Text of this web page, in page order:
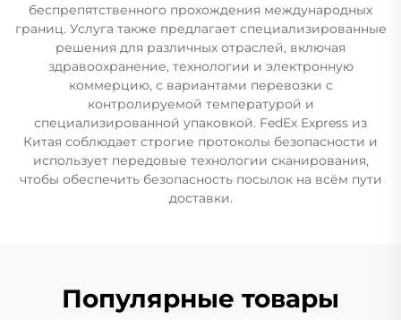
беспрепятственного прохождения международных
границ. Услуга также предлагает специализированные
решения для различных отраслей, включая
здравоохранение, технологии и электронную
коммерцию, с вариантами перевозки с
контролируемой температурой и
специализированной упаковкой. FedEx Express из
Китая соблюдает строгие протоколы безопасности и
использует передовые технологии сканирования,
чтобы обеспечить безопасность посылок на всём пути
доставки.
Популярные товары